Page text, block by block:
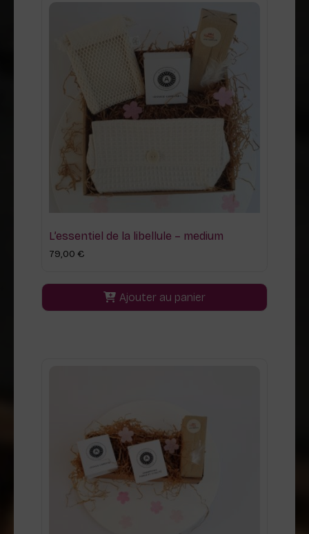
L’essentiel de la libellule – medium
79,00 €
Ajouter au panier